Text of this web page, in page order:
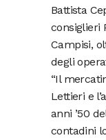
Battista
consiglieri
Campisi,
degli
“Il
Lettieri e
anni ’50
contadini